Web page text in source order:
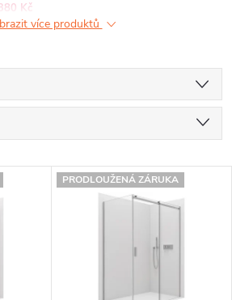
Kč
více produktů
PRODLOUŽENÁ ZÁRUKA